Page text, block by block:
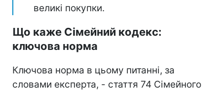
великі покупки.
Що каже Сімейний кодекс:
ключова норма
Ключова норма в цьому питанні, за
словами експерта, - стаття 74 Сімейного